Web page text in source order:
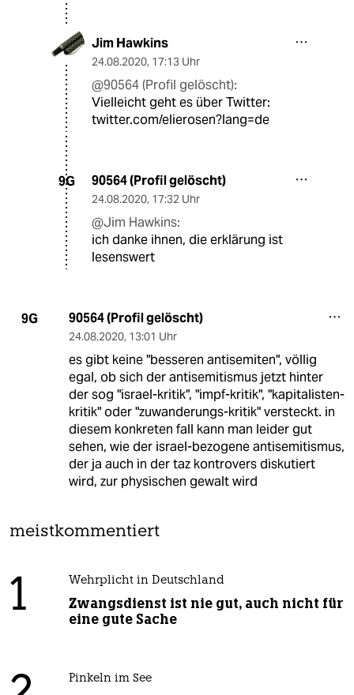
Jim Hawkins
24.08.2020, 17:13 Uhr
@90564 (Profil gelöscht):
Vielleicht geht es über Twitter:
twitter.com/elierosen?lang=de
9G 90564 (Profil gelöscht)
24.08.2020, 17:32 Uhr
@Jim Hawkins:
ich danke ihnen, die erklärung ist
lesenswert
9G 90564 (Profil gelöscht)
24.08.2020, 13:01 Uhr
es gibt keine "besseren antisemiten", völlig
egal, ob sich der antisemitismus jetzt hinter
der sog "israel-kritik", "impf-kritik", "kapitalisten-
kritik" oder "zuwanderungs-kritik" versteckt. in
diesem konkreten fall kann man leider gut
sehen, wie der israel-bezogene antisemitismus,
der ja auch in der taz kontrovers diskutiert
wird, zur physischen gewalt wird
meistkommentiert
1 Wehrplicht in Deutschland
Zwangsdienst ist nie gut, auch nicht für
eine gute Sache
Pinkeln im See